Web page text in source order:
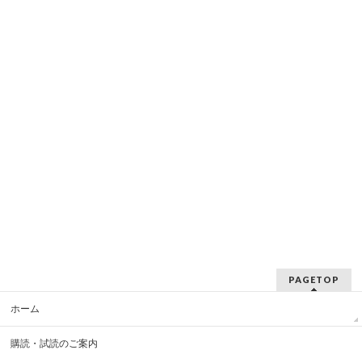
PAGETOP
ホーム
購読・試読のご案内